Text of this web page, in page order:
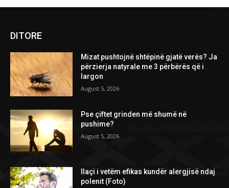
DITORE
Mizat pushtojnë shtëpinë gjatë verës? Ja
përzierja natyrale me 3 përbërës që i
largon
August 5, 2026
Pse çiftet grinden më shumë në
pushime?
August 5, 2026
Ilaçi i vetëm efikas kundër alergjisë ndaj
polenit (Foto)